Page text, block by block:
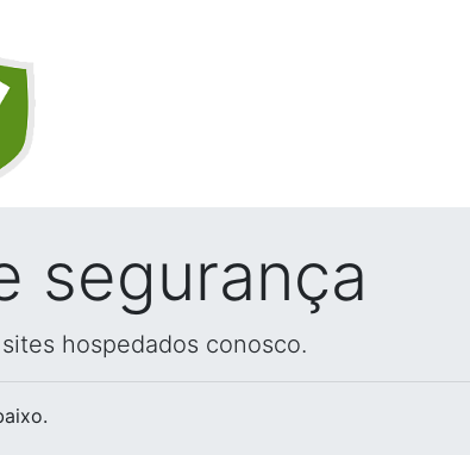
segurança
hospedados conosco.